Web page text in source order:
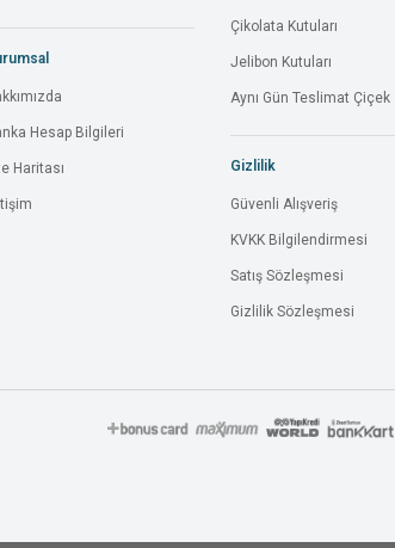
Hesap Bilgileri
Haritası
Çikolata Kutuları
Jelibon Kutuları
Aynı Gün Teslimat Çiçek
Gizlilik
Güvenli Alışveriş
KVKK Bilgilendirmesi
Satış Sözleşmesi
Gizlilik Sözleşmesi